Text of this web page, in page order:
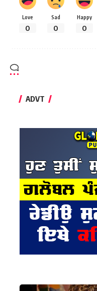
Love
0
Sad
0
Happy
0
ADVT